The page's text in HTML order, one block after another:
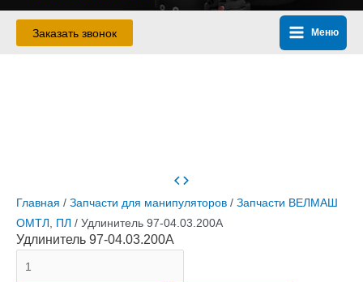
Заказать звонок
Main
Меню
Главная / Запчасти для манипуляторов / Запчасти ВЕЛМАШ
ОМТЛ, ПЛ / Удлинитель 97-04.03.200А
Удлинитель 97-04.03.200А
Количество